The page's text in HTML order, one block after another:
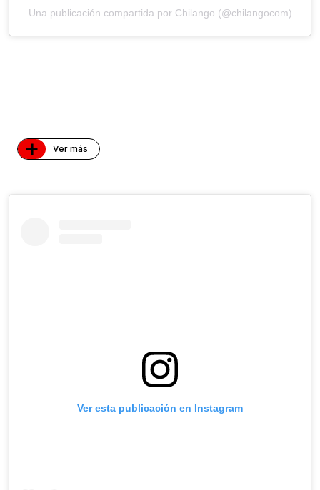
Una publicación compartida por Chilango (@chilangocom)
+ Ver más
Ver esta publicación en Instagram